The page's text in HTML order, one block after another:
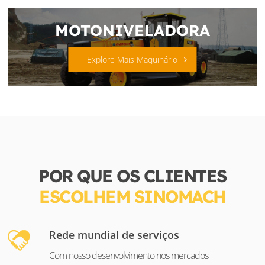
MOTONIVELADORA
Explore Mais Maquinário
POR QUE OS CLIENTES
ESCOLHEM SINOMACH
Rede mundial de serviços
Com nosso desenvolvimento nos mercados